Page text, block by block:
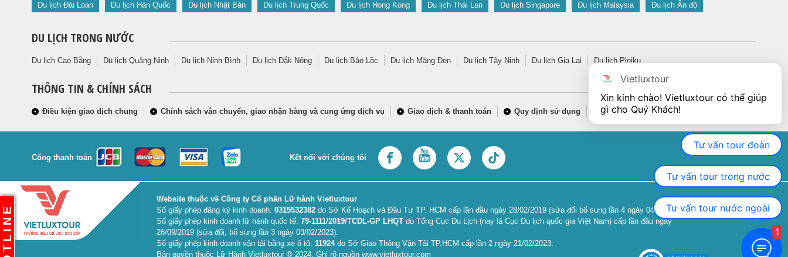
Du lịch Đài Loan Du lịch Hàn Quốc Du lịch Nhật Bản Du lịch Trung Quốc Du lịch Hong Kong Du lịch Thái Lan Du lịch Singapore Du lịch Malaysia Du lịch Ấn độ
DU LỊCH TRONG NƯỚC
Du lịch Cao Bằng Du lịch Quảng Ninh Du lịch Ninh Bình Du lịch Đắk Nông Du lịch Bảo Lộc Du lịch Măng Đen Du lịch Tây Ninh Du lịch Gia Lai Du lịch Pleiku
THÔNG TIN & CHÍNH SÁCH
Điều kiện giao dịch chung Chính sách vận chuyển, giao nhận hàng và cung ứng dịch vụ Giao dịch & thanh toán Quy định sử dụng Quy định bảo mật thông tin
Cổng thanh toán Kết nối với chúng tôi
Website thuộc về Công ty Cổ phần Lữ hành Vietluxtour
Số giấy phép đăng ký kinh doanh:0315532382 do Sở Kế Hoạch và Đầu Tư TP. HCM cấp lần đầu ngày 28/02/2019 (sửa đổi bổ sung lần 4 ngày 04/06/2024).
Số giấy phép kinh doanh lữ hành quốc tế:79-1111/2019/TCDL-GP LHQT do Tổng Cục Du Lịch (nay là Cục Du lịch quốc gia Việt Nam) cấp lần đầu ngày
26/09/2019 (sửa đổi, bổ sung lần 3 ngày 03/02/2023).
Số giấy phép kinh doanh vận tải bằng xe ô tô:11924do Sở Giao Thông Vận Tải TP.HCM cấp lần 2 ngày 21/02/2023.
Bản quyền thuộc Lữ Hành Vietluxtour ® 2024. Ghi rõ nguồn www.vietluxtour.com
HOTLINE
Vietluxtour
Xin kính chào! Vietluxtour có thể giúp
gì cho Quý Khách!
Tư vấn tour đoàn
Tư vấn tour trong nước
Tư vấn tour nước ngoài
1